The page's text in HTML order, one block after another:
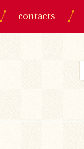
contacts